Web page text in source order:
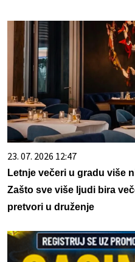
23. 07. 2026 12:47
Letnje večeri u gradu više
Zašto sve više ljudi bira
pretvori u druženje